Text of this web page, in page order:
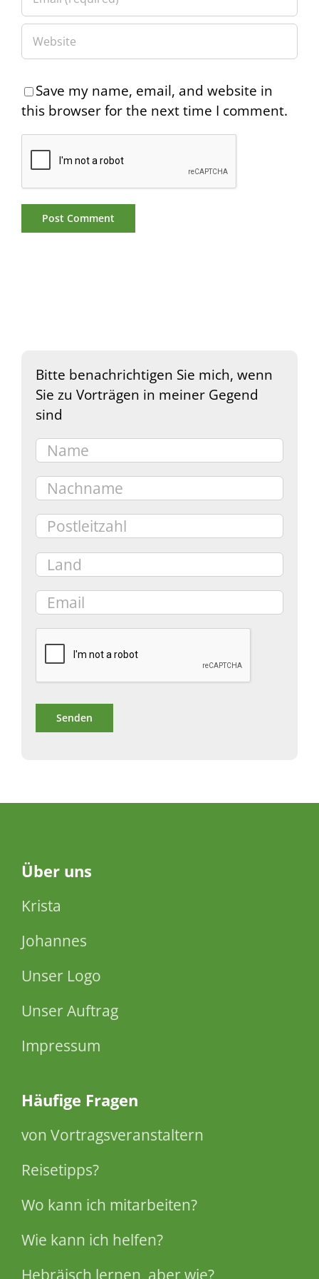
Save my name, email, and website in
this browser for the next time I comment.
Bitte benachrichtigen Sie mich, wenn
Sie zu Vorträgen in meiner Gegend
sind
Über uns
Krista
Johannes
Unser Logo
Unser Auftrag
Impressum
Häufige Fragen
von Vortragsveranstaltern
Reisetipps?
Wo kann ich mitarbeiten?
Wie kann ich helfen?
Hebräisch lernen, aber wie?